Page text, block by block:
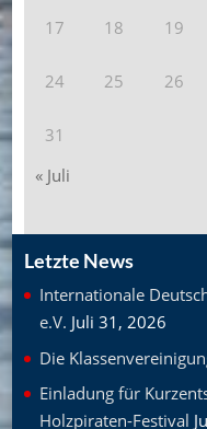
17 18 19
24 25 26
31
« Juli
Letzte News
Internationale
e.V. Juli 31, 2026
Die
Einladung für
Holzpiraten-Festival